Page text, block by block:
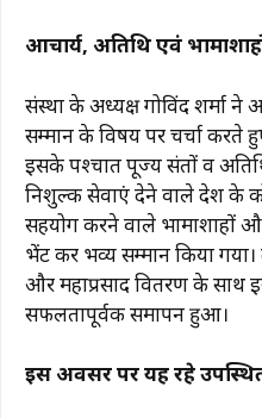
आचार्य, अतिथि एवं
संस्था के अध्यक्ष गोविंद शर्मा ने
सम्मान के विषय पर चर्चा करते
इसके पश्चात पूज्य संतों व
निशुल्क सेवाएं देने वाले देश के
सहयोग करने वाले भामाशाहों
भेंट कर भव्य सम्मान किया
और महाप्रसाद वितरण के साथ
सफलतापूर्वक समापन हुआ।
इस अवसर पर यह रहे